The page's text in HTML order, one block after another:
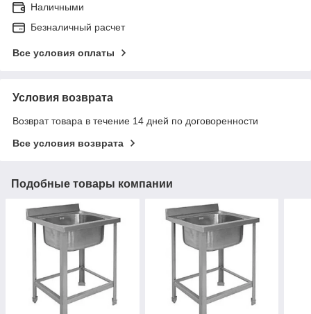
Наличными
Безналичный расчет
Все условия оплаты
Условия возврата
Возврат товара в течение 14 дней по договоренности
Все условия возврата
Подобные товары компании